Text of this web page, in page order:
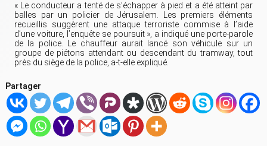
« Le conducteur a tenté de s’échapper à pied et a été atteint par
balles par un policier de Jérusalem. Les premiers éléments
recueillis suggèrent une attaque terroriste commise à l’aide
d’une voiture, l’enquête se poursuit », a indiqué une porte-parole
de la police. Le chauffeur aurait lancé son véhicule sur un
groupe de piétons attendant ou descendant du tramway, tout
près du siège de la police, a-t-elle expliqué.
Partager